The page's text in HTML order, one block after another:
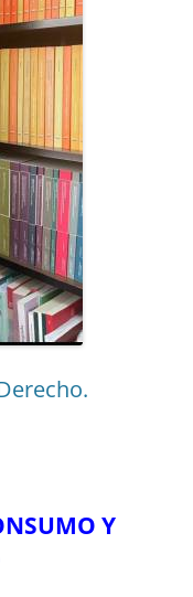
Y